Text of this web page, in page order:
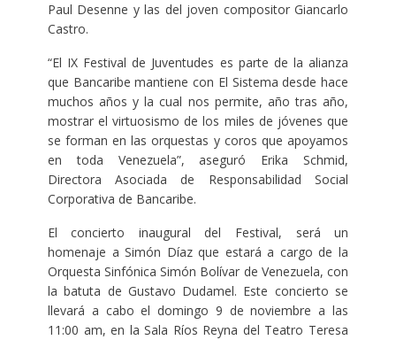
Paul Desenne y las del joven compositor Giancarlo
Castro.
“El IX Festival de Juventudes es parte de la alianza
que Bancaribe mantiene con El Sistema desde hace
muchos años y la cual nos permite, año tras año,
mostrar el virtuosismo de los miles de jóvenes que
se forman en las orquestas y coros que apoyamos
en toda Venezuela”, aseguró Erika Schmid,
Directora Asociada de Responsabilidad Social
Corporativa de Bancaribe.
El concierto inaugural del Festival, será un
homenaje a Simón Díaz que estará a cargo de la
Orquesta Sinfónica Simón Bolívar de Venezuela, con
la batuta de Gustavo Dudamel. Este concierto se
llevará a cabo el domingo 9 de noviembre a las
11:00 am, en la Sala Ríos Reyna del Teatro Teresa